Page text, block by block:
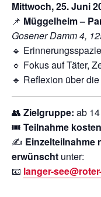
Mittwoch, 25. Juni
📌 Müggelheim –
Gosener Damm 4,
🔹
🔹 Fokus auf Täter,
🔹 Reflexion über
👥 Zielgruppe: ab
🎟️ Teilnahme
✍️ Einzelteilnahme
erwünscht unter:
📧 langer-